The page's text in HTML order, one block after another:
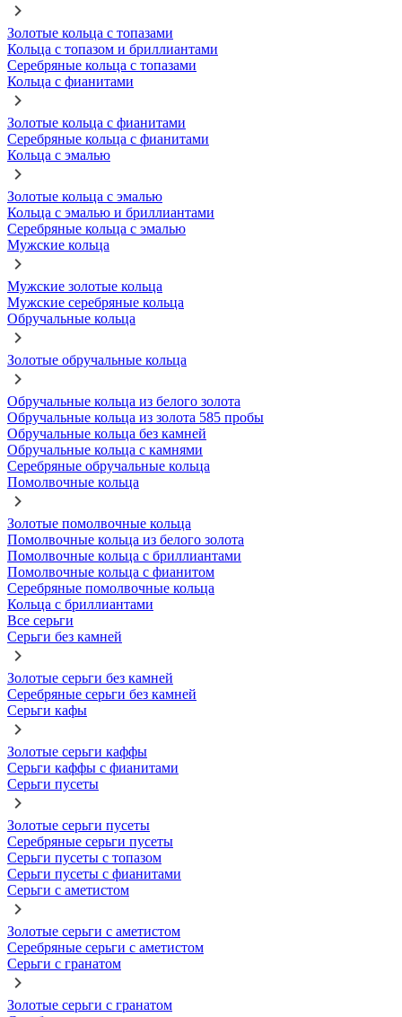
Золотые кольца с топазами
Кольца с топазом и бриллиантами
Серебряные кольца с топазами
Кольца с фианитами
Золотые кольца с фианитами
Серебряные кольца с фианитами
Кольца с эмалью
Золотые кольца с эмалью
Кольца с эмалью и бриллиантами
Серебряные кольца с эмалью
Мужские кольца
Мужские золотые кольца
Мужские серебряные кольца
Обручальные кольца
Золотые обручальные кольца
Обручальные кольца из белого золота
Обручальные кольца из золота 585 пробы
Обручальные кольца без камней
Обручальные кольца с камнями
Серебряные обручальные кольца
Помолвочные кольца
Золотые помолвочные кольца
Помолвочные кольца из белого золота
Помолвочные кольца с бриллиантами
Помолвочные кольца с фианитом
Серебряные помолвочные кольца
Кольца с бриллиантами
Все серьги
Серьги без камней
Золотые серьги без камней
Серебряные серьги без камней
Серьги кафы
Золотые серьги каффы
Серьги каффы с фианитами
Серьги пусеты
Золотые серьги пусеты
Серебряные серьги пусеты
Серьги пусеты с топазом
Серьги пусеты с фианитами
Серьги с аметистом
Золотые серьги с аметистом
Серебряные серьги с аметистом
Серьги с гранатом
Золотые серьги с гранатом